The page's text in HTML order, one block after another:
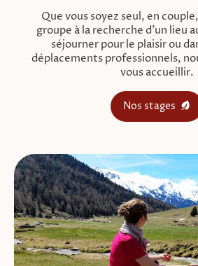
Que vous soyez seul, en
groupe à la recherche d’un lieu
séjourner pour le plaisir ou
déplacements professionnels,
vous accueillir.
Nos stages